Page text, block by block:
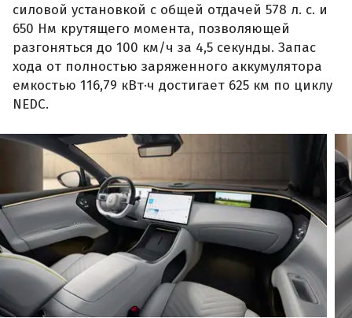
силовой установкой с общей отдачей 578 л. с. и
650 Нм крутящего момента, позволяющей
разгоняться до 100 км/ч за 4,5 секунды. Запас
хода от полностью заряженного аккумулятора
емкостью 116,79 кВт·ч достигает 625 км по циклу
NEDC.